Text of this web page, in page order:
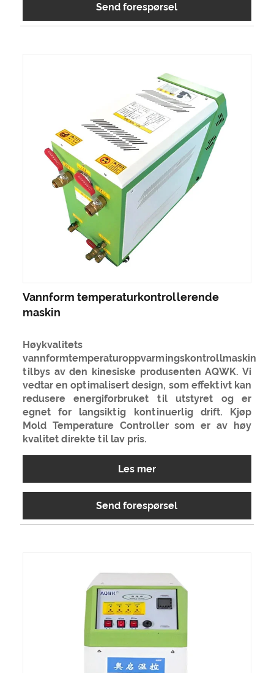
Send forespørsel
Vannform temperaturkontrollerende
maskin
Høykvalitets
vannformtemperaturoppvarmingskontrollmaskin
tilbys av den kinesiske produsenten AQWK. Vi
vedtar en optimalisert design, som effektivt kan
redusere energiforbruket til utstyret og er
egnet for langsiktig kontinuerlig drift. Kjøp
Mold Temperature Controller som er av høy
kvalitet direkte til lav pris.
Les mer
Send forespørsel